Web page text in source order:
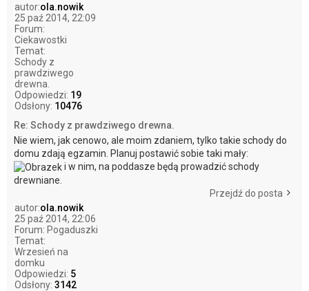
autor:ola.nowik
25 paź 2014, 22:09
Forum:
Ciekawostki
Temat:
Schody z
prawdziwego
drewna.
Odpowiedzi: 19
Odsłony: 10476
Re: Schody z prawdziwego drewna.
Nie wiem, jak cenowo, ale moim zdaniem, tylko takie schody do
domu zdają egzamin. Planuj postawić sobie taki mały:
i w nim, na poddasze będą prowadzić schody
drewniane.
Przejdź do posta
autor:ola.nowik
25 paź 2014, 22:06
Forum: Pogaduszki
Temat:
Wrzesień na
domku
Odpowiedzi: 5
Odsłony: 3142